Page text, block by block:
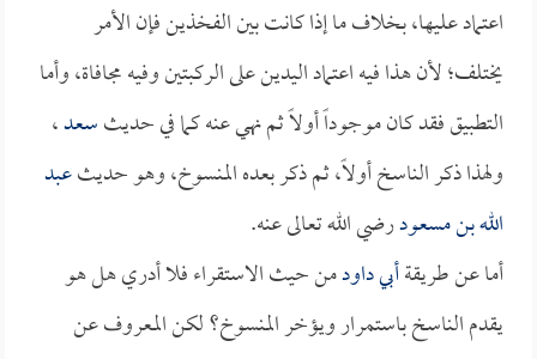
اعتماد عليها، بخلاف ما إذا كانت بين الفخذين فإن الأمر
يختلف؛ لأن هذا فيه اعتماد اليدين على الركبتين وفيه مجافاة، وأما
التطبيق فقد كان موجوداً أولاً ثم نهي عنه كما في حديثسعد،
ولهذا ذكر الناسخ أولاً، ثم ذكر بعده المنسوخ، وهو حديثعبد
الله بن مسعودرضي الله تعالى عنه.
أما عن طريقةأبي داودمن حيث الاستقراء فلا أدري هل هو
يقدم الناسخ باستمرار ويؤخر المنسوخ؟ لكن المعروف عن